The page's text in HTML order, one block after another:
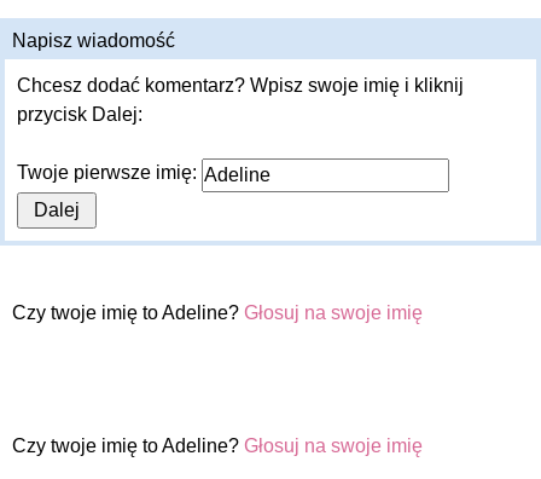
Napisz wiadomość
Chcesz dodać komentarz? Wpisz swoje imię i kliknij
przycisk Dalej:
Twoje pierwsze imię:
Czy twoje imię to Adeline? Głosuj na swoje imię
Czy twoje imię to Adeline? Głosuj na swoje imię